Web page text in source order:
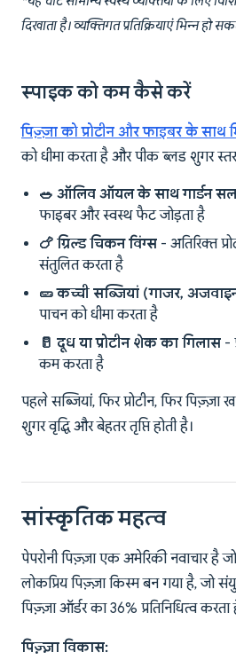
दिखाता है। व्यक्तिगत प्रतिक्रियाएं भिन्न हो
स्पाइक को कम कैसे करें
पिज़्ज़ा को प्रोटीन और फाइबर के साथ
को धीमा करता है और पीक ब्लड शुगर
🥗 ऑलिव ऑयल के साथ गार्डन
फाइबर और स्वस्थ फैट जोड़ता है
🍗 ग्रिल्ड चिकन विंग्स - अतिरिक्त
संतुलित करता है
🥒 कच्ची सब्जियां (गाजर,
पाचन को धीमा करता है
🥛 दूध या प्रोटीन शेक का गिलास -
कम करता है
पहले सब्जियां, फिर प्रोटीन, फिर
शुगर वृद्धि और बेहतर तृप्ति होती है।
सांस्कृतिक महत्व
पेपरोनी पिज़्ज़ा एक अमेरिकी नवाचार है
लोकप्रिय पिज़्ज़ा किस्म बन गया है, जो
पिज़्ज़ा ऑर्डर का 36% प्रतिनिधित्व करता
पिज़्ज़ा विकास: